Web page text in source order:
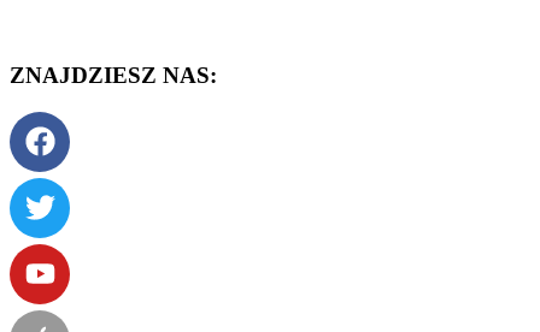
ZNAJDZIESZ NAS: